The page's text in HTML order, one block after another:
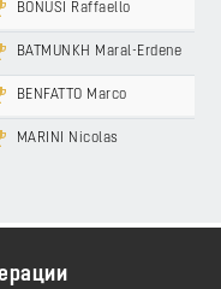
BONUSI Raffaello
BATMUNKH Maral-Erdene
BENFATTO Marco
MARINI Nicolas